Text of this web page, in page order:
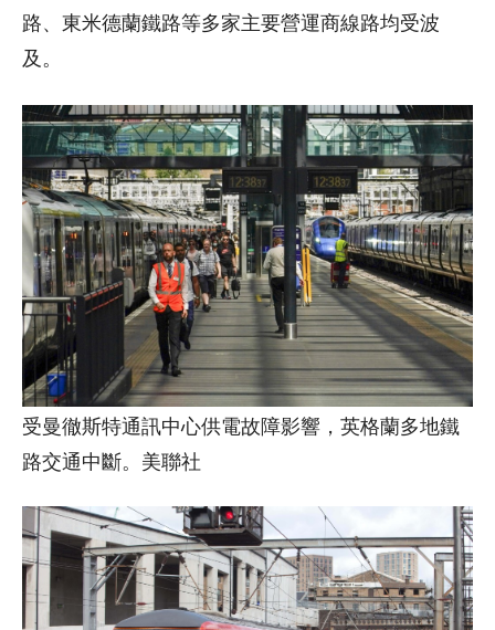
路、東米德蘭鐵路等多家主要營運商線路均受波
及。
受曼徹斯特通訊中心供電故障影響，英格蘭多地鐵
路交通中斷。美聯社